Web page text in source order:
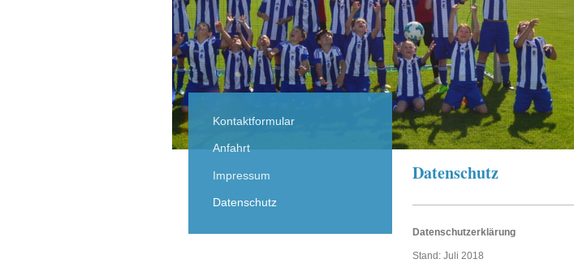
Datenschutz
Datenschutzerklärung
Stand: Juli 2018
Kontaktformular
Anfahrt
Impressum
Datenschutz